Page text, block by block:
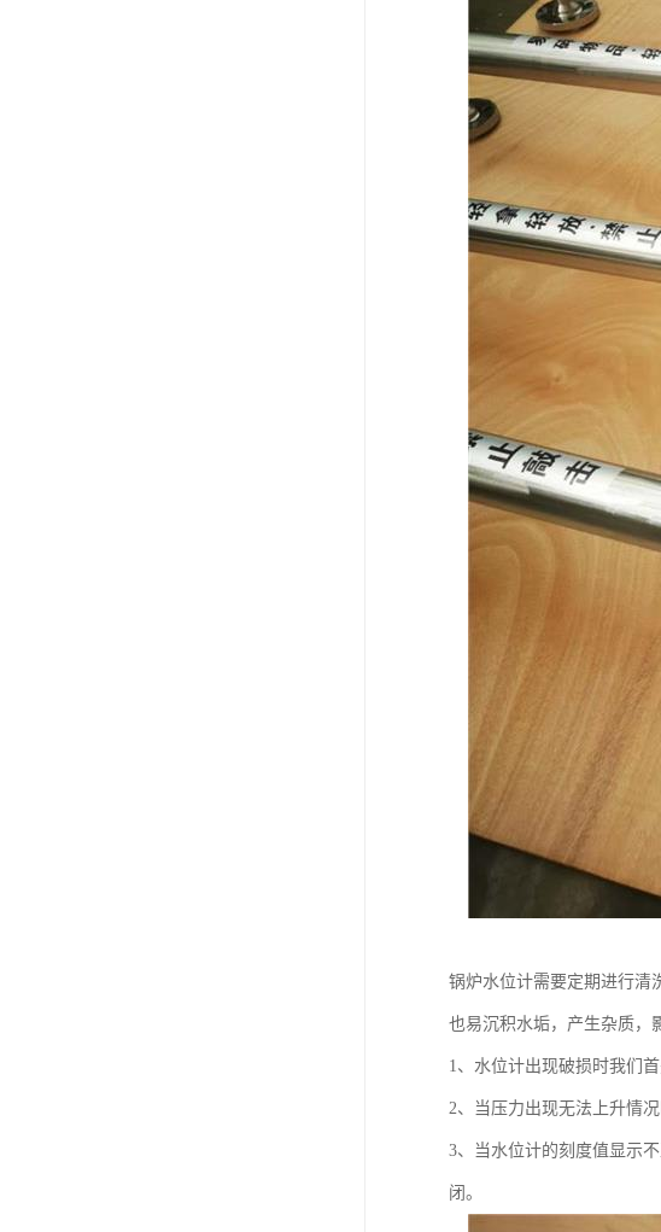
锅炉水位计需要定期进行清
也易沉积水垢，产生杂质，
1、水位计出现破损时我们
2、当压力出现无法上升情
3、当水位计的刻度值显示
闭。